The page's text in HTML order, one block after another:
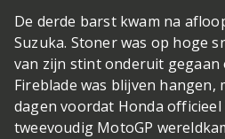
De derde barst kwam na
Suzuka. Stoner was op hoge
van zijn stint onderuit gegaan
Fireblade was blijven hangen,
dagen voordat Honda officieel
tweevoudig MotoGP